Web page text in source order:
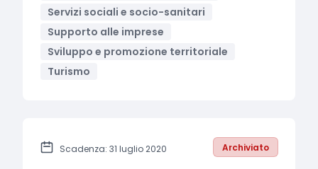
Servizi sociali e socio-sanitari
Supporto alle imprese
Sviluppo e promozione territoriale
Turismo
Scadenza: 31 luglio 2020 Archiviato